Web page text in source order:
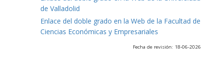
de Valladolid
Enlace del doble grado en la Web de la Facultad de
Ciencias Económicas y Empresariales
Fecha de revisión: 18-06-2026